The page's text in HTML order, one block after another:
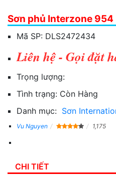
Sơn phủ Interzone 954
Mã SP: DLS2472434
Liên hệ - Gọi đặt
Trọng lượng:
Tình trạng: Còn Hàng
Danh mục: Sơn
Vu Nguyen 1,175
CHI TIẾT